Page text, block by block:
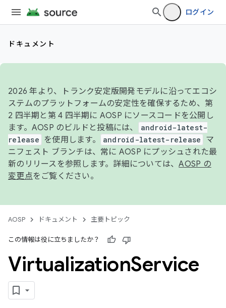
ログイン
ドキュメント
2026 年より、トランク安定版開発モデルに沿ってエコシ
ステムのプラットフォームの安定性を確保するため、第
2 四半期と第 4 四半期に AOSP にソースコードを公開し
ます。AOSP のビルドと投稿には、
android-latest-
release
を使用します。 android-latest-release
マ
ニフェスト ブランチは、常に AOSP にプッシュされた最
新のリリースを参照します。詳細については、AOSP の
変更点をご覧ください。
AOSP ドキュメント 主要トピック
この情報は役に立ちましたか？
VirtualizationService